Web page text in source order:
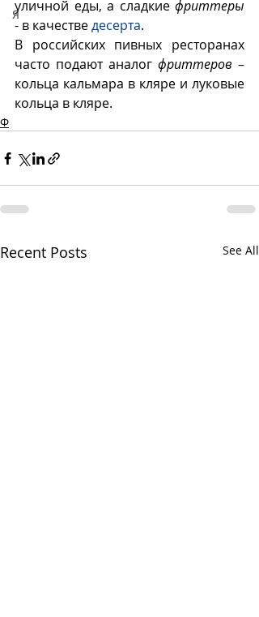
Яуличной еды, а сладкие фриттеры
- в качестве десерта.
В российских пивных ресторанах
часто подают аналог фриттеров –
кольца кальмара в кляре и луковые
кольца в кляре.
Ф
Recent Posts See All